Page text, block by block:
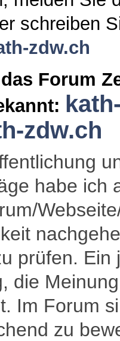
schreiben
zdw.ch
Forum
zdw.ch
habe ich
prüfen.
die
Im Forum
zu